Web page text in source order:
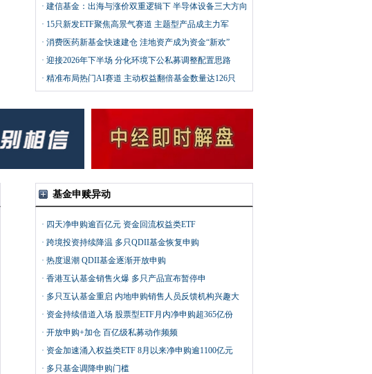
· 建信基金：出海与涨价双重逻辑下 半导体设备三大方向
值得关注
· 15只新发ETF聚焦高景气赛道 主题型产品成主力军
· 消费医药新基金快速建仓 洼地资产成为资金“新欢”
· 迎接2026年下半场 分化环境下公私募调整配置思路
· 精准布局热门AI赛道 主动权益翻倍基金数量达126只
基金申赎异动
· 四天净申购逾百亿元 资金回流权益类ETF
· 跨境投资持续降温 多只QDII基金恢复申购
· 热度退潮 QDII基金逐渐开放申购
· 香港互认基金销售火爆 多只产品宣布暂停申
· 多只互认基金重启 内地申购销售人员反馈机构兴趣大
· 资金持续借道入场 股票型ETF月内净申购超365亿份
· 开放申购+加仓 百亿级私募动作频频
· 资金加速涌入权益类ETF 8月以来净申购逾1100亿元
· 多只基金调降申购门槛